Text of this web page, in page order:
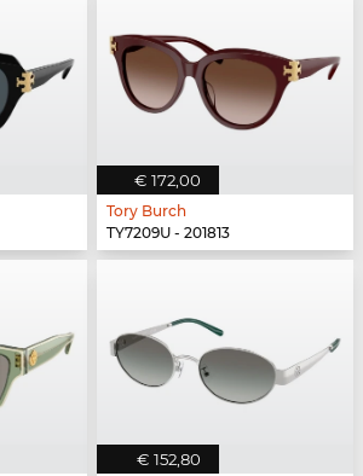
€ 172,00
Tory Burch
TY7209U - 201813
€ 152,80